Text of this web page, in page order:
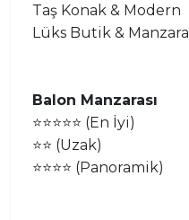
Taş Konak & Modern
Lüks Butik & Manzara
Balon Manzarası
⭐⭐⭐⭐⭐ (En İyi)
⭐⭐ (Uzak)
⭐⭐⭐⭐ (Panoramik)